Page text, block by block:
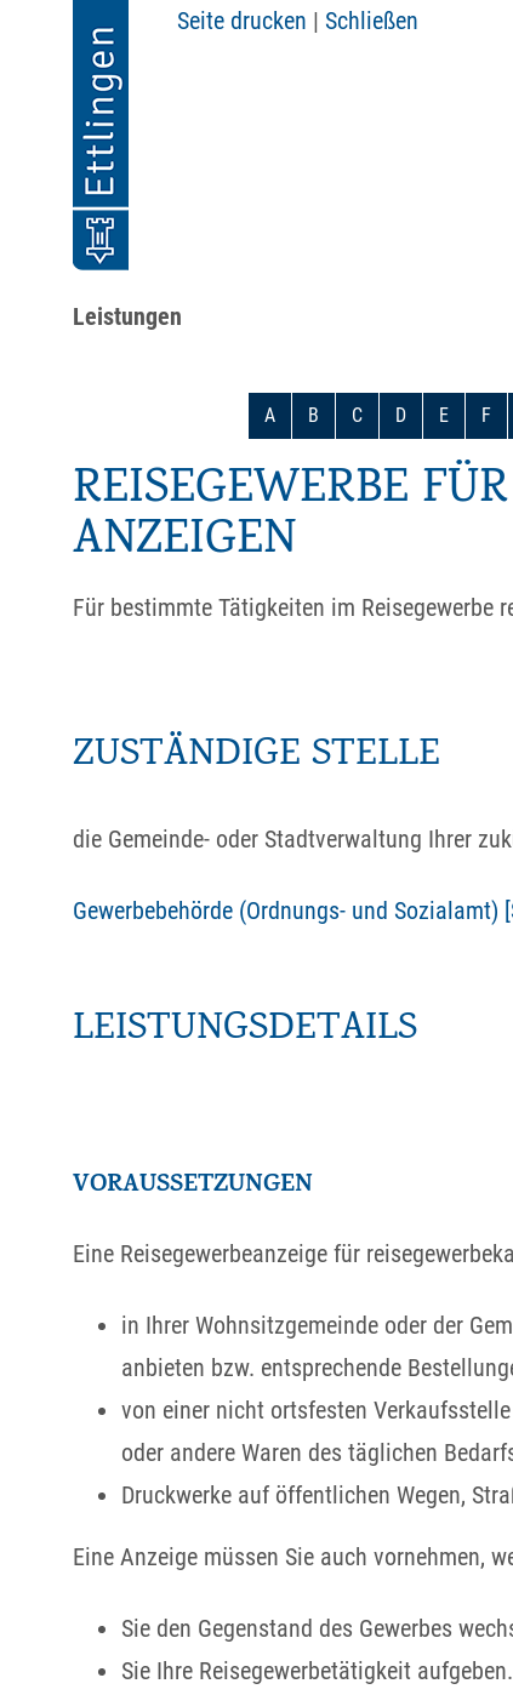
Seite drucken | Schließen
Leistungen
A B C D E F
REISEGEWERBE
ANZEIGEN
Für bestimmte Tätigkeiten im Reisegewerbe
ZUSTÄNDIGE STELLE
die Gemeinde- oder Stadtverwaltung Ihrer
Gewerbebehörde (Ordnungs- und Sozialamt)
LEISTUNGSDETAILS
VORAUSSETZUNGEN
Eine Reisegewerbeanzeige für
in Ihrer Wohnsitzgemeinde oder der
anbieten bzw. entsprechende
von einer nicht ortsfesten
oder andere Waren des täglichen
Druckwerke auf öffentlichen Wegen,
Eine Anzeige müssen Sie auch vornehmen,
Sie den Gegenstand des Gewerbes
Sie Ihre Reisegewerbetätigkeit aufgeben.